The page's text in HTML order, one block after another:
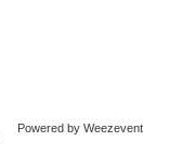
Powered by Weezevent